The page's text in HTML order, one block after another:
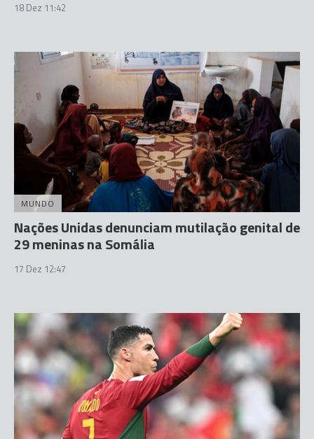
18 Dez 11:42
MUNDO
Nações Unidas denunciam mutilação genital de
29 meninas na Somália
17 Dez 12:47